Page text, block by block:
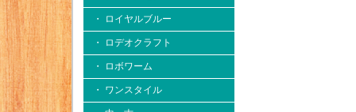
・ ロイヤルブルー
・ ロデオクラフト
・ ロボワーム
・ ワンスタイル